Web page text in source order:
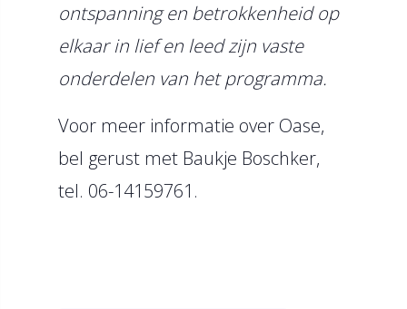
ontspanning en betrokkenheid op
elkaar in lief en leed zijn vaste
onderdelen van het programma.
Voor meer informatie over Oase,
bel gerust met Baukje Boschker,
tel. 06-14159761.